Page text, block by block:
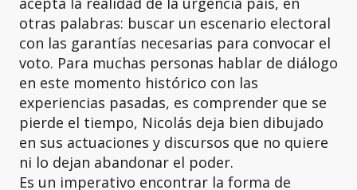
otras palabras: buscar un escenario electoral
con las garantías necesarias para convocar el
voto. Para muchas personas hablar de diálogo
en este momento histórico con las
experiencias pasadas, es comprender que se
pierde el tiempo, Nicolás deja bien dibujado
en sus actuaciones y discursos que no quiere
ni lo dejan abandonar el poder.
Es un imperativo encontrar la forma de